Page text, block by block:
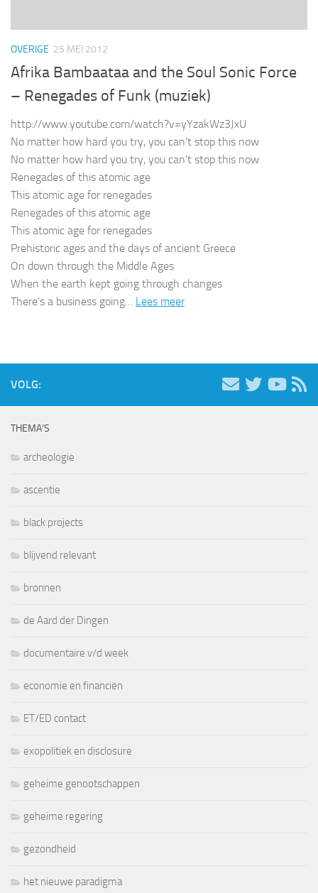
OVERIGE 25 MEI 2012
Afrika Bambaataa and the Soul Sonic Force
– Renegades of Funk (muziek)
http://www.youtube.com/watch?v=yYzakWz3JxU
No matter how hard you try, you can’t stop this now
No matter how hard you try, you can’t stop this now
Renegades of this atomic age
This atomic age for renegades
Renegades of this atomic age
This atomic age for renegades
Prehistoric ages and the days of ancient Greece
On down through the Middle Ages
When the earth kept going through changes
There’s a business going… Lees meer
VOLG:
THEMA’S
archeologie
ascentie
black projects
blijvend relevant
bronnen
de Aard der Dingen
documentaire v/d week
economie en financiën
ET/ED contact
exopolitiek en disclosure
geheime genootschappen
geheime regering
gezondheid
het nieuwe paradigma